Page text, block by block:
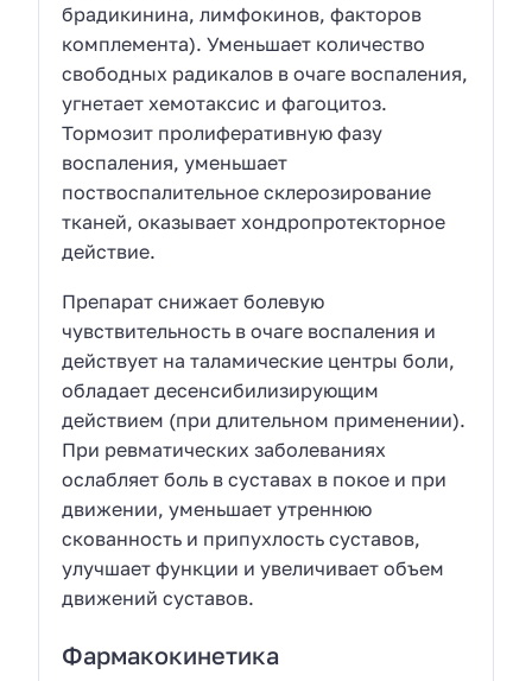
брадикинина, лимфокинов, факторов
комплемента). Уменьшает количество
свободных радикалов в очаге воспаления,
угнетает хемотаксис и фагоцитоз.
Тормозит пролиферативную фазу
воспаления, уменьшает
поствоспалительное склерозирование
тканей, оказывает хондропротекторное
действие.
Препарат снижает болевую
чувствительность в очаге воспаления и
действует на таламические центры боли,
обладает десенсибилизирующим
действием (при длительном применении).
При ревматических заболеваниях
ослабляет боль в суставах в покое и при
движении, уменьшает утреннюю
скованность и припухлость суставов,
улучшает функции и увеличивает объем
движений суставов.
Фармакокинетика